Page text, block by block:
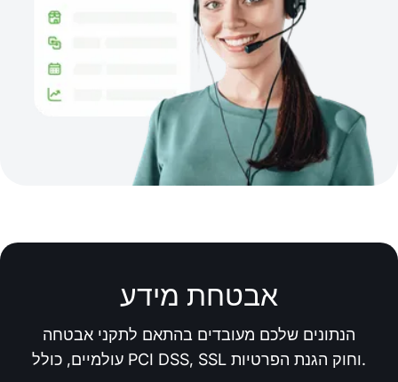
אבטחת מידע
הנתונים שלכם מעובדים בהתאם לתקני אבטחה
עולמיים, כולל PCI DSS, SSL וחוק הגנת הפרטיות.